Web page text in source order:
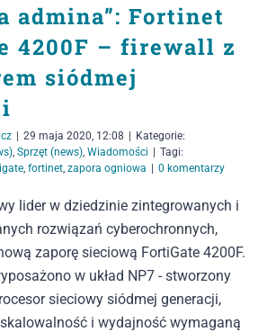
admina”: Fortinet
4200F – firewall z
siódmej
| 29 maja 2020, 12:08 | Kategorie:
Sprzęt (news) Wiadomości | Tagi:
fortinet zapora ogniowa | 0 komentarzy
lider w dziedzinie zintegrowanych i
rozwiązań cyberochronnych,
zaporę sieciową FortiGate 4200F.
w układ NP7 - stworzony
sieciowy siódmej generacji,
i wydajność wymaganą